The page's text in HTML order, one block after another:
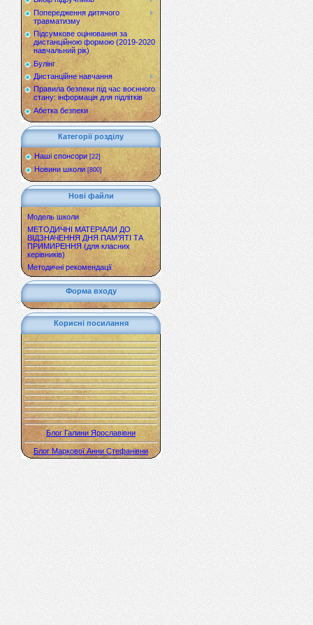
Попередження дитячого
травматизму
Підсумкове оцінювання за
дистанційною формою (2019-2020
навчальний рік)
Булінг
Дистанційне навчання
Правила безпеки під час воєнного
стану: інформація для підлітків
Абетка безпеки
Категорії розділу
Наші спонсори [22]
Новини школи [800]
Нові файли
Модель школи
МЕТОДИЧНІ МАТЕРІАЛИ ДО
ВІДЗНАЧЕННЯ ДНЯ ПАМ’ЯТІ ТА
ПРИМИРЕННЯ (для класних
керівників)
Методичні рекомендації
Форма входу
Корисні посилання
Блог Галини Ярославівни
Блог Маркової Анни Стефанівни